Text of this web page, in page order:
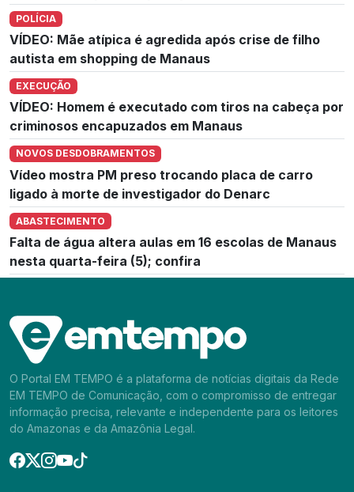
POLÍCIA
VÍDEO: Mãe atípica é agredida após crise de filho
autista em shopping de Manaus
EXECUÇÃO
VÍDEO: Homem é executado com tiros na cabeça por
criminosos encapuzados em Manaus
NOVOS DESDOBRAMENTOS
Vídeo mostra PM preso trocando placa de carro
ligado à morte de investigador do Denarc
ABASTECIMENTO
Falta de água altera aulas em 16 escolas de Manaus
nesta quarta-feira (5); confira
O Portal EM TEMPO é a plataforma de notícias digitais da Rede
EM TEMPO de Comunicação, com o compromisso de entregar
informação precisa, relevante e independente para os leitores
do Amazonas e da Amazônia Legal.